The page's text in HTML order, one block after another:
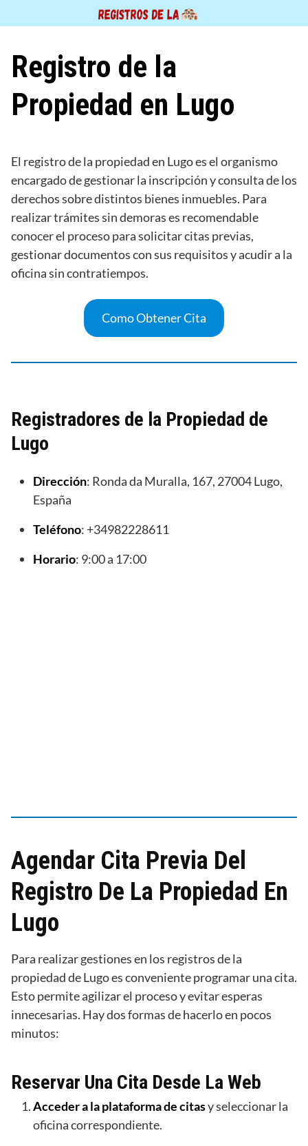
al
Registro de la
Propiedad en Lugo
El registro de la propiedad en Lugo es el organismo
encargado de gestionar la inscripción y consulta de los
derechos sobre distintos bienes inmuebles. Para
realizar trámites sin demoras es recomendable
conocer el proceso para solicitar citas previas,
gestionar documentos con sus requisitos y acudir a la
oficina sin contratiempos.
Como Obtener Cita
Registradores de la Propiedad de
Lugo
Dirección: Ronda da Muralla, 167, 27004 Lugo,
España
Teléfono: +34982228611
Horario: 9:00 a 17:00
Agendar Cita Previa Del
Registro De La Propiedad En
Lugo
Para realizar gestiones en los registros de la
propiedad de Lugo es conveniente programar una cita.
Esto permite agilizar el proceso y evitar esperas
innecesarias. Hay dos formas de hacerlo en pocos
minutos:
Reservar Una Cita Desde La Web
Acceder a la plataforma de citasy seleccionar la
oficina correspondiente.